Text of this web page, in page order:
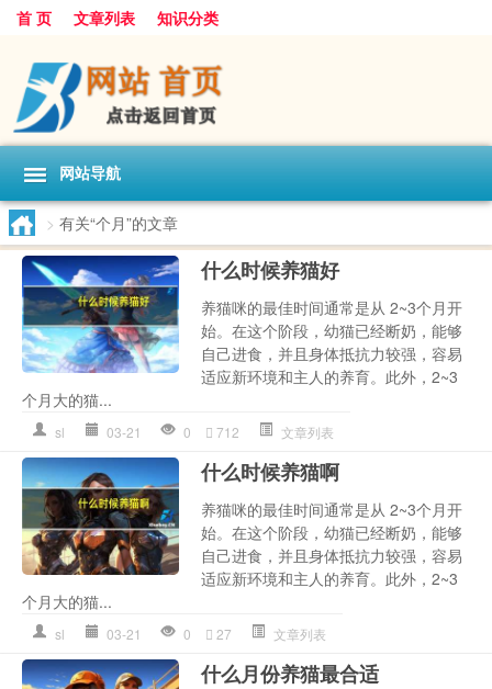
首 页 文章列表 知识分类
网站导航
> 有关“个月”的文章
什么时候养猫好
养猫咪的最佳时间通常是从 2~3个月开
始。在这个阶段，幼猫已经断奶，能够
自己进食，并且身体抵抗力较强，容易
适应新环境和主人的养育。此外，2~3
个月大的猫...
sl 03-21 0 712 文章列表
什么时候养猫啊
养猫咪的最佳时间通常是从 2~3个月开
始。在这个阶段，幼猫已经断奶，能够
自己进食，并且身体抵抗力较强，容易
适应新环境和主人的养育。此外，2~3
个月大的猫...
sl 03-21 0 27 文章列表
什么月份养猫最合适